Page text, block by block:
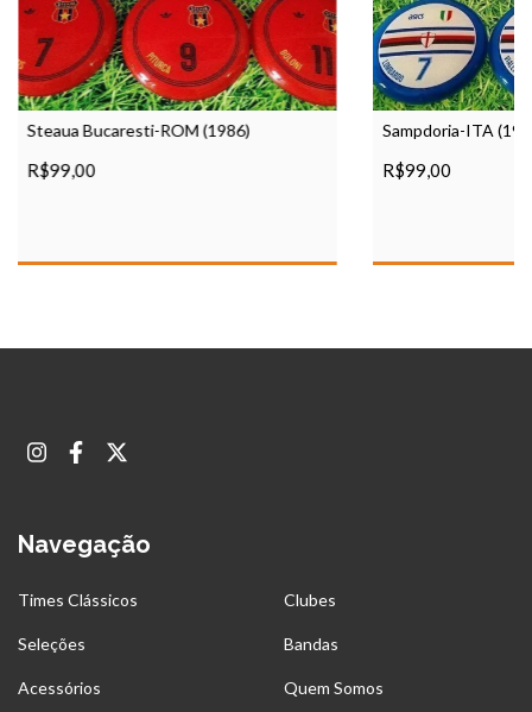
Steaua Bucaresti-ROM (1986)
R$99,00
Sampdoria-ITA
R$99,00
Navegação
Times Clássicos Clubes
Seleções Bandas
Acessórios Quem Somos